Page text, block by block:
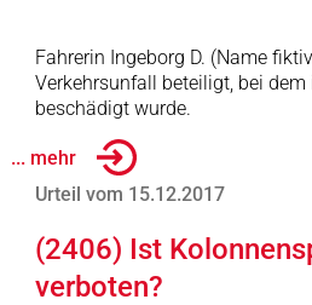
Fahrerin Ingeborg D. (Name
Verkehrsunfall beteiligt, bei
beschädigt wurde.
... mehr
Urteil vom 15.12.2017
(2406) Ist
verboten?